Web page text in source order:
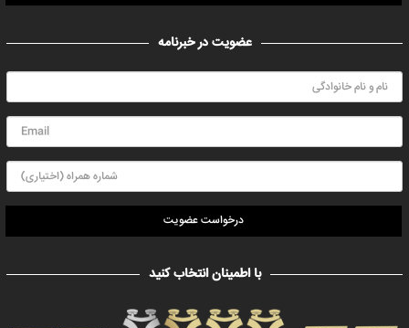
عضویت در خبرنامه
درخواست عضویت
با اطمینان انتخاب کنید